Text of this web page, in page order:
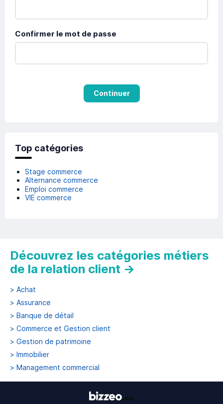
Confirmer le mot de passe
Continuer
Top catégories
Stage commerce
Alternance commerce
Emploi commerce
VIE commerce
Découvrez les catégories métiers
de la relation client →
> Achat
> Assurance
> Banque de détail
> Commerce et Gestion client
> Gestion de patrimoine
> Immobilier
> Management commercial